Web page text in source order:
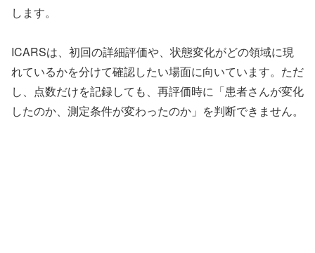
します。
ICARSは、初回の詳細評価や、状態変化がどの領域に現
れているかを分けて確認したい場面に向いています。ただ
し、点数だけを記録しても、再評価時に「患者さんが変化
したのか、測定条件が変わったのか」を判断できません。